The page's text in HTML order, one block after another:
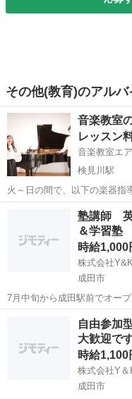
その他(教育)のアル
音楽教室
レッスン
音楽教室エア
検見川駅
火～日の間で、以下の楽器指
管楽器（フルート、オーボエ
器（ヴァイオリン、ヴィオ
外にも楽器指導が可能であれ...
千葉市 検見川駅
塾講師
＆学習塾
時給1,000
株式会社
成田市
7月中旬から成田駅前でオー
す。 ☆主な業務☆ 学習計画カ
生徒の管理 など ☆求める人
塾講師
自由参加
大歓迎で
時給1,100
株式会社Y＆
成田市